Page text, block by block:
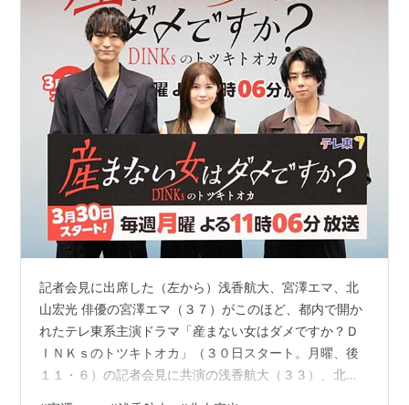
記者会見に出席した（左から）浅香航大、宮澤エマ、北
山宏光 俳優の宮澤エマ（３７）がこのほど、都内で開か
れたテレ東系主演ドラマ「産まない女はダメですか？Ｄ
ＩＮＫｓのトツキトオカ」（３０日スタート。月曜、後
１１・６）の記者会見に共演の浅香航大（３３）、北山